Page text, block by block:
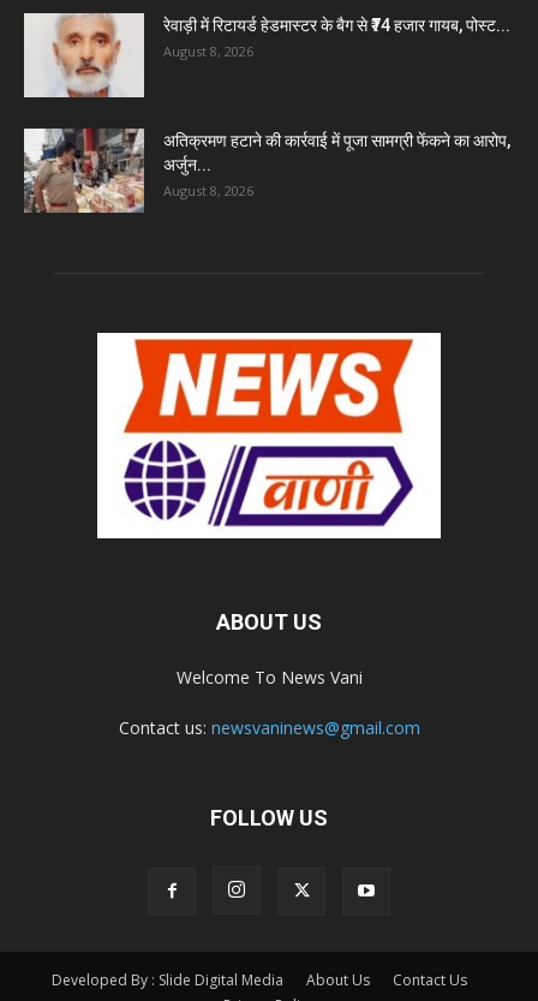
रेवाड़ी में रिटायर्ड हेडमास्टर के बैग से ₹74 हजार गायब, पोस्ट...
August 8, 2026
अतिक्रमण हटाने की कार्रवाई में पूजा सामग्री फेंकने का आरोप,
अर्जुन...
August 8, 2026
ABOUT US
Welcome To News Vani
Contact us: newsvaninews@gmail.com
FOLLOW US
Developed By : Slide Digital Media About Us
Contact Us